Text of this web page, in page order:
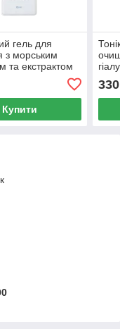
гель для
з морським
та екстрактом
Купити
330